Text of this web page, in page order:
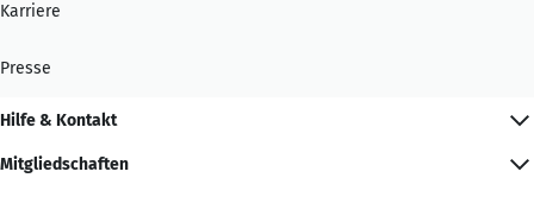
Karriere
Presse
Hilfe & Kontakt
Mitgliedschaften